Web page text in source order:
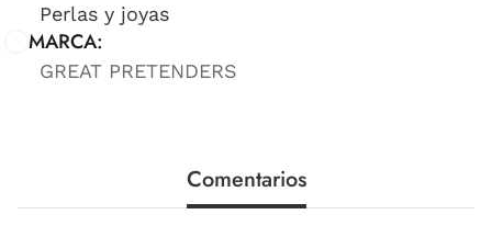
Perlas y joyas
MARCA:
GREAT PRETENDERS
Comentarios